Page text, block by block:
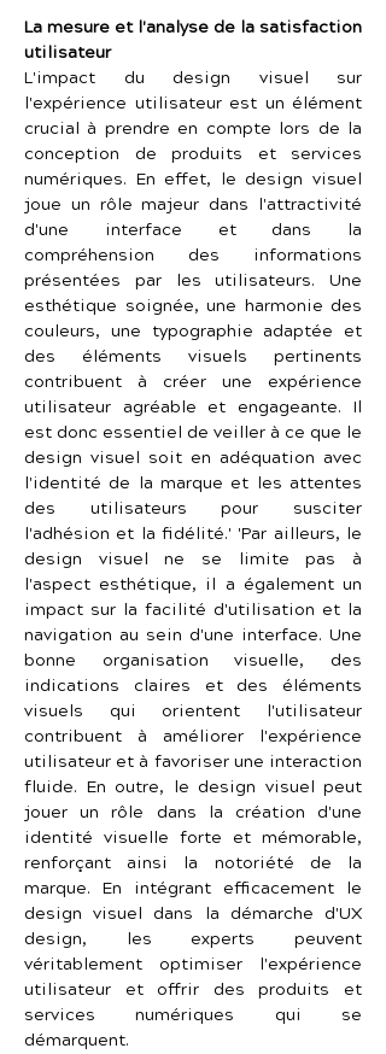
La mesure et l'analyse de la satisfaction
utilisateur
L'impact du design visuel sur
l'expérience utilisateur est un élément
crucial à prendre en compte lors de la
conception de produits et services
numériques. En effet, le design visuel
joue un rôle majeur dans l'attractivité
d'une interface et dans la
compréhension des informations
présentées par les utilisateurs. Une
esthétique soignée, une harmonie des
couleurs, une typographie adaptée et
des éléments visuels pertinents
contribuent à créer une expérience
utilisateur agréable et engageante. Il
est donc essentiel de veiller à ce que le
design visuel soit en adéquation avec
l'identité de la marque et les attentes
des utilisateurs pour susciter
l'adhésion et la fidélité.' 'Par ailleurs, le
design visuel ne se limite pas à
l'aspect esthétique, il a également un
impact sur la facilité d'utilisation et la
navigation au sein d'une interface. Une
bonne organisation visuelle, des
indications claires et des éléments
visuels qui orientent l'utilisateur
contribuent à améliorer l'expérience
utilisateur et à favoriser une interaction
fluide. En outre, le design visuel peut
jouer un rôle dans la création d'une
identité visuelle forte et mémorable,
renforçant ainsi la notoriété de la
marque. En intégrant efficacement le
design visuel dans la démarche d'UX
design, les experts peuvent
véritablement optimiser l'expérience
utilisateur et offrir des produits et
services numériques qui se
démarquent.